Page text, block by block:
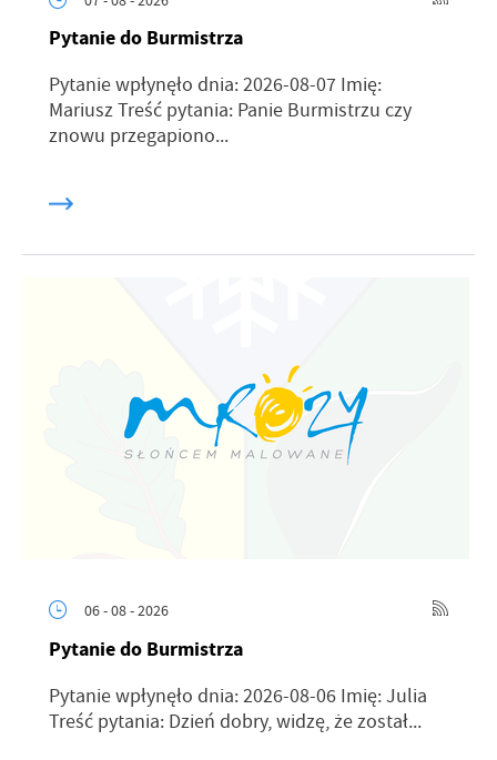
Pytanie do Burmistrza
Pytanie wpłynęło dnia: 2026-08-07 Imię:
Mariusz Treść pytania: Panie Burmistrzu czy
znowu przegapiono...
06 - 08 - 2026
Pytanie do Burmistrza
Pytanie wpłynęło dnia: 2026-08-06 Imię: Julia
Treść pytania: Dzień dobry, widzę, że został...